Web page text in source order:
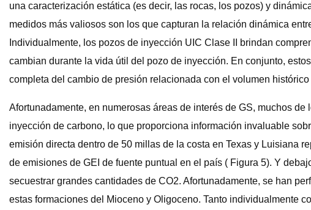
una caracterización estática (es decir, las rocas, los pozos) y
medidos más valiosos son los que capturan la relación dinámica
Individualmente, los pozos de inyección UIC Clase II brindan
cambian durante la vida útil del pozo de inyección. En conjunto,
completa del cambio de presión relacionada con el volumen
Afortunadamente, en numerosas áreas de interés de GS, muchos
inyección de carbono, lo que proporciona información invaluable
emisión directa dentro de 50 millas de la costa en Texas y Luisiana
de emisiones de GEI de fuente puntual en el país ( Figura 5). Y
secuestrar grandes cantidades de CO2. Afortunadamente, se han
estas formaciones del Mioceno y Oligoceno. Tanto individualmente